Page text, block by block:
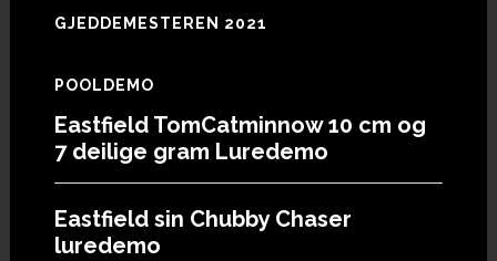
GJEDDEMESTEREN 2021
POOLDEMO
Eastfield TomCatminnow 10 cm og
7 deilige gram Luredemo
Eastfield sin Chubby Chaser
luredemo